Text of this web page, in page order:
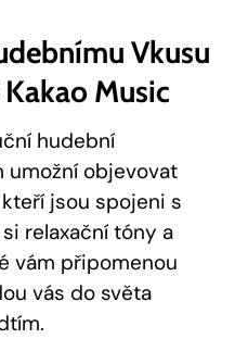
Vkusu
Music
hudební​
objevovat
jsou spojeni s
relaxační‍ tóny a
vám připomenou
vás ‍do světa